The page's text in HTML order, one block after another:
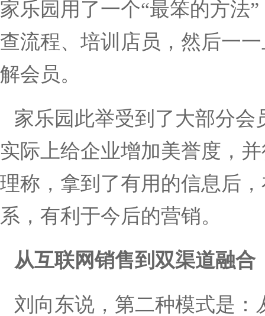
家乐园用了一个“最笨的方法”
查流程、培训店员，然后一
解会员。
家乐园此举受到了大部分
实际上给企业增加美誉度，
理称，拿到了有用的信息后
系，有利于今后的营销。
从互联网销售到双渠道融合
刘向东说，第二种模式是：